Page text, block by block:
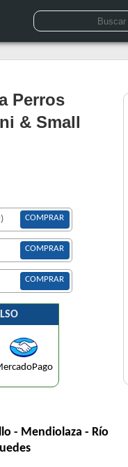
Perros
& Small
COMPRAR
COMPRAR
COMPRAR
- Mendiolaza - Río